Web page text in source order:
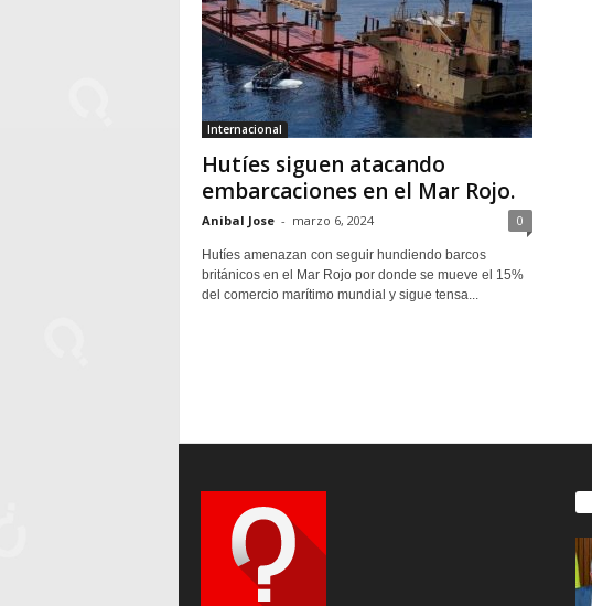
Internacional
Hutíes siguen atacando
embarcaciones en el Mar Rojo.
Anibal Jose - marzo 6, 2024 0
Hutíes amenazan con seguir hundiendo barcos
británicos en el Mar Rojo por donde se mueve el 15%
del comercio marítimo mundial y sigue tensa...